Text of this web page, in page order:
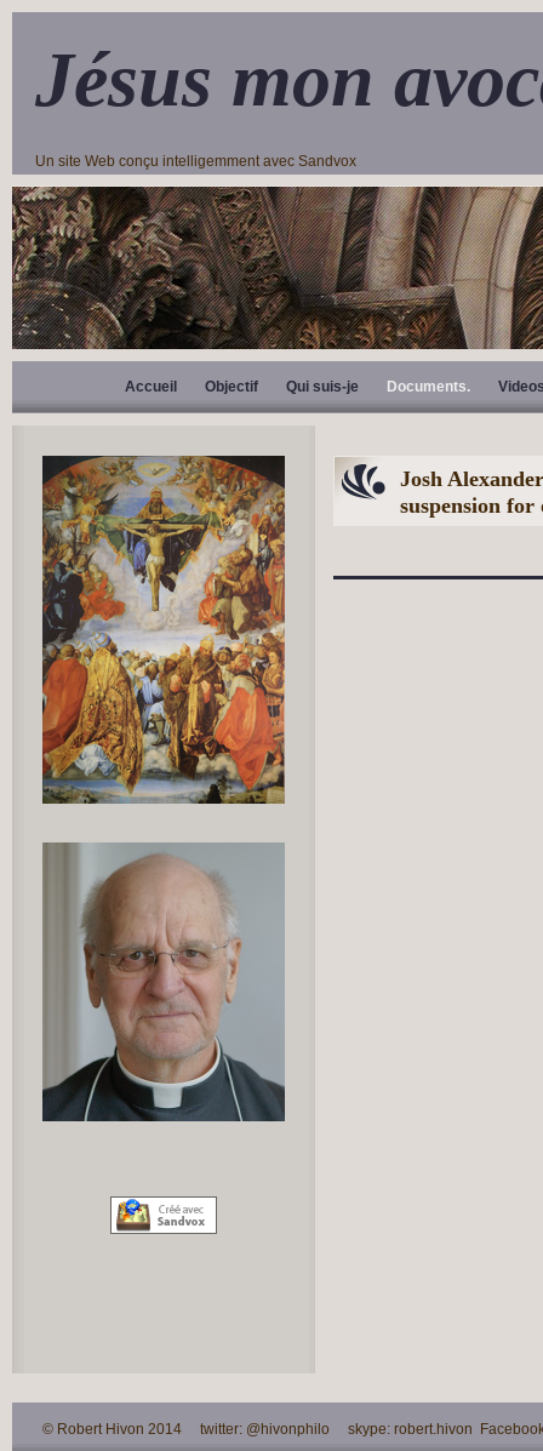
Jésus mon
Un site Web conçu intelligemment avec Sandvox
Accueil Objectif Qui suis-je Documents.
Josh
suspension for
© Robert Hivon 2014 twitter: @hivonphilo skype: robert.hivon